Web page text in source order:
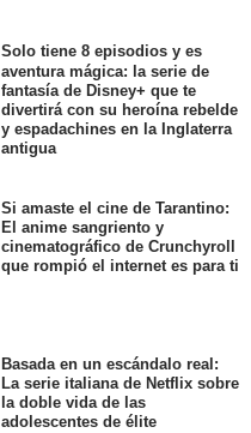
Solo tiene 8 episodios y es
aventura mágica: la serie de
fantasía de Disney+ que te
divertirá con su heroína rebelde
y espadachines en la Inglaterra
antigua
Si amaste el cine de Tarantino:
El anime sangriento y
cinematográfico de Crunchyroll
que rompió el internet es para ti
Basada en un escándalo real:
La serie italiana de Netflix sobre
la doble vida de las
adolescentes de élite